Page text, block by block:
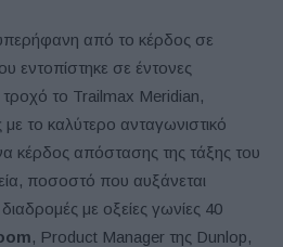
υπερήφανη από το κέρδος σε
εντοπίστηκε σε έντονες
τροχό το Trailmax Meridian,
το καλύτερο ανταγωνιστικό
κέρδος απόστασης της τάξης του
ποσοστό που αυξάνεται
με οξείες γωνίες 40
, Product Manager της Dunlop,